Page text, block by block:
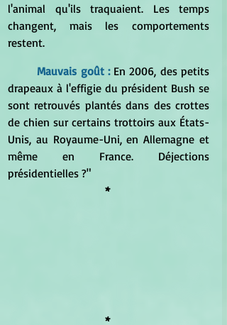
l'animal qu'ils traquaient. Les temps
changent, mais les comportements
restent.
Mauvais goût : En 2006, des petits
drapeaux à l'effigie du président Bush se
sont retrouvés plantés dans des crottes
de chien sur certains trottoirs aux États-
Unis, au Royaume-Uni, en Allemagne et
même en France. Déjections
présidentielles ?"
*
*